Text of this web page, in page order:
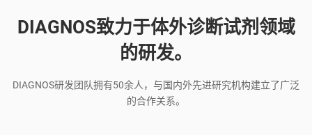
DIAGNOS致力于体外诊断试剂领域
的研发。
DIAGNOS研发团队拥有50余人，与国内外先进研究机构建立了广泛
的合作关系。